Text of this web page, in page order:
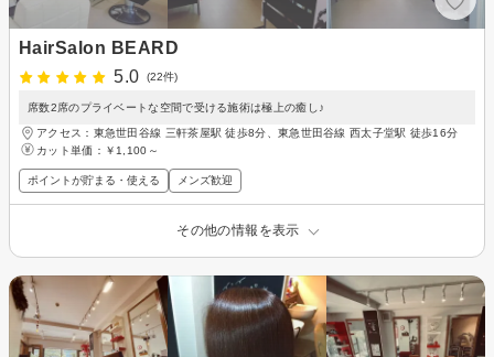
HairSalon BEARD
5.0
(22件)
席数2席のプライベートな空間で受ける施術は極上の癒し♪
アクセス：東急世田谷線 三軒茶屋駅 徒歩8分、東急世田谷線 西太子堂駅 徒歩16分
カット単価： ￥1,100～
ポイントが貯まる・使える メンズ歓迎
その他の情報を表示